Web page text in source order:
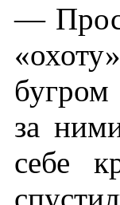
—
за
себе